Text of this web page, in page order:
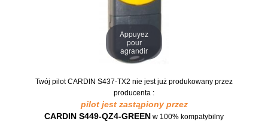
Appuyez
pour
agrandir
Twój pilot CARDIN S437-TX2 nie jest już produkowany przez
producenta :
pilot jest zastąpiony przez
CARDIN S449-QZ4-GREEN w 100% kompatybilny